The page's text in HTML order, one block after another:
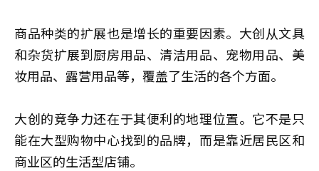
商品种类的扩展也是增长的重要因素。大创从文具
和杂货扩展到厨房用品、清洁用品、宠物用品、美
妆用品、露营用品等，覆盖了生活的各个方面。
大创的竞争力还在于其便利的地理位置。它不是只
能在大型购物中心找到的品牌，而是靠近居民区和
商业区的生活型店铺。